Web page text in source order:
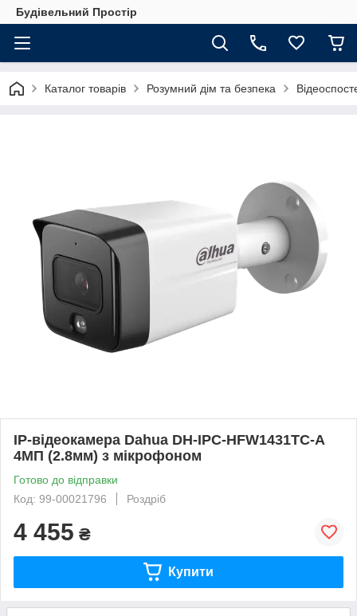
Будівельний Простір
Каталог товарів Розумний дім та безпека
IP-відеокамера Dahua DH-IPC-HFW1431TC-A
4МП (2.8мм) з мікрофоном
Готово до відправки
Код: 99-00021796
Роздріб
4 455 ₴
Купити